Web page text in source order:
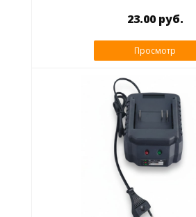
23.00 руб.
Просмотр